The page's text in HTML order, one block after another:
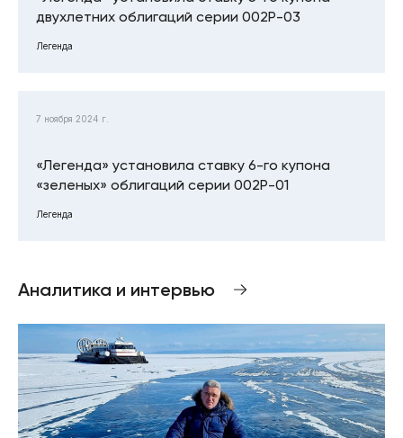
двухлетних облигаций серии 002Р-03
Легенда
7 ноября 2024 г.
«Легенда» установила ставку 6-го купона
«зеленых» облигаций серии 002Р-01
Легенда
Аналитика и интервью